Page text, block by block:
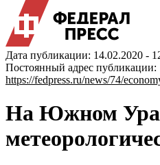
Дата публикации: 14.02.2020 -
Постоянный адрес публикации:
https://fedpress.ru/news/74/
На Южном